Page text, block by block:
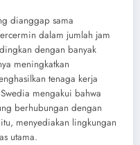
dianggap sama
dalam jumlah jam
dengan banyak
meningkatkan
tenaga kerja
mengakui bahwa
berhubungan dengan
menyediakan lingkungan
utama.